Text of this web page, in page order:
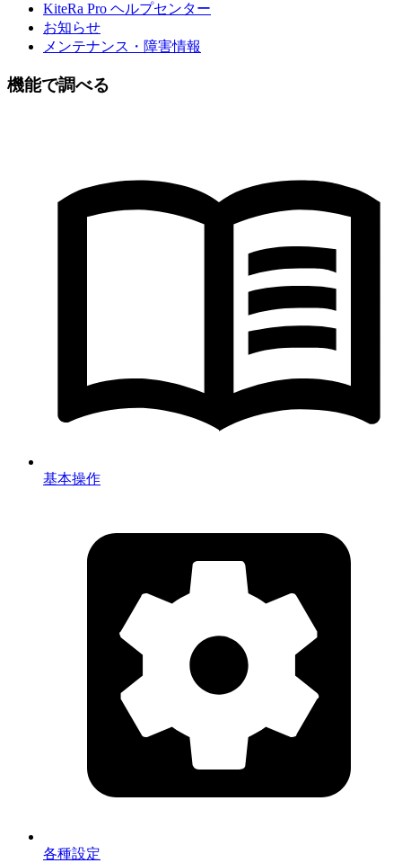
KiteRa Pro ヘルプセンター
お知らせ
メンテナンス・障害情報
機能で調べる
基本操作
各種設定